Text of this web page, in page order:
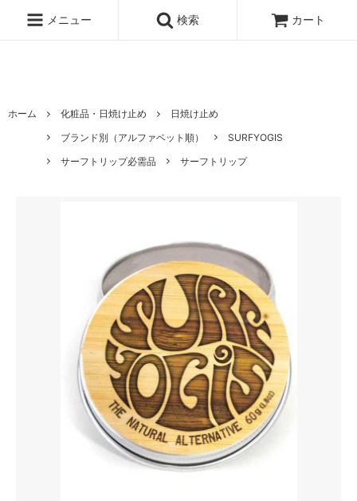
ノンケミカル日焼け止め、オーガニックコスメのオンライン通販ショッ
メニュー 検索 カート
ホーム 化粧品・日焼け止め
日焼け止め
ブランド別（アルファベット順）
SURFYOGIS
サーフトリップ必需品
サーフトリップ